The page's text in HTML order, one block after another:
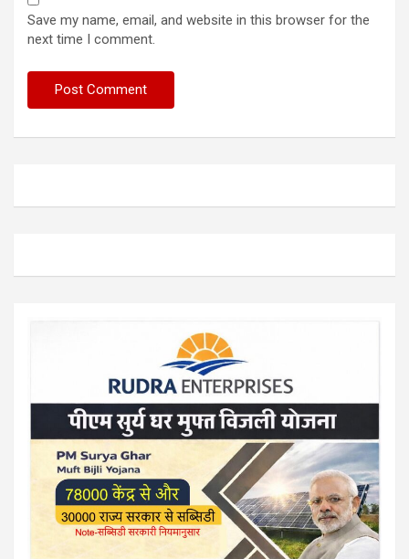
Save my name, email, and website in this browser for the
next time I comment.